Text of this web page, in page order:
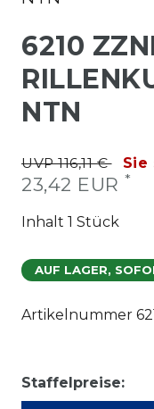
6210
NTN
UVP 116,11 € Sie
23,42 EUR *
Inhalt 1 Stück
AUF LAGER,
Artikelnummer
Staffelpreise: